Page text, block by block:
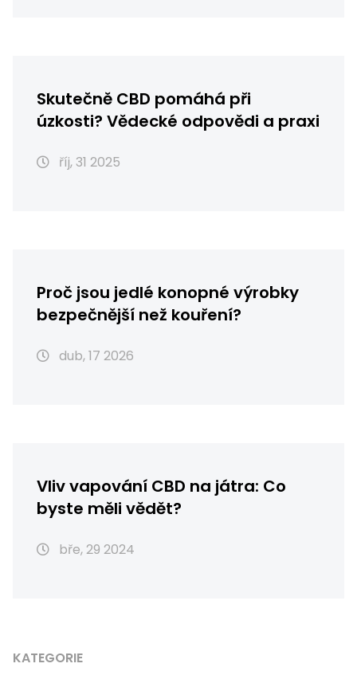
Skutečně CBD pomáhá při
úzkosti? Vědecké odpovědi a praxi
říj, 31 2025
Proč jsou jedlé konopné výrobky
bezpečnější než kouření?
dub, 17 2026
Vliv vapování CBD na játra: Co
byste měli vědět?
bře, 29 2024
KATEGORIE